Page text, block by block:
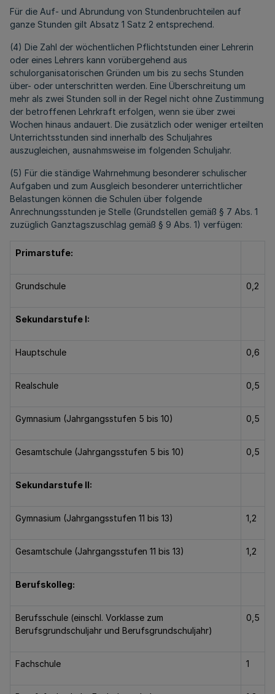
Für die Auf- und Abrundung von Stundenbruchteilen auf
ganze Stunden gilt Absatz 1 Satz 2 entsprechend.
(4) Die Zahl der wöchentlichen Pflichtstunden einer Lehrerin
oder eines Lehrers kann vorübergehend aus
schulorganisatorischen Gründen um bis zu sechs Stunden
über- oder unterschritten werden. Eine Überschreitung um
mehr als zwei Stunden soll in der Regel nicht ohne Zustimmung
der betroffenen Lehrkraft erfolgen, wenn sie über zwei
Wochen hinaus andauert. Die zusätzlich oder weniger erteilten
Unterrichtsstunden sind innerhalb des Schuljahres
auszugleichen, ausnahmsweise im folgenden Schuljahr.
(5) Für die ständige Wahrnehmung besonderer schulischer
Aufgaben und zum Ausgleich besonderer unterrichtlicher
Belastungen können die Schulen über folgende
Anrechnungsstunden je Stelle (Grundstellen gemäß § 7 Abs. 1
zuzüglich Ganztagszuschlag gemäß § 9 Abs. 1) verfügen:
Primarstufe:
Grundschule 0,2
Sekundarstufe I:
Hauptschule 0,6
Realschule 0,5
Gymnasium (Jahrgangsstufen 5 bis 10) 0,5
Gesamtschule (Jahrgangsstufen 5 bis 10) 0,5
Sekundarstufe II:
Gymnasium (Jahrgangsstufen 11 bis 13) 1,2
Gesamtschule (Jahrgangsstufen 11 bis 13) 1,2
Berufskolleg:
Berufsschule (einschl. Vorklasse zum
Berufsgrundschuljahr und Berufsgrundschuljahr)
0,5
Fachschule 1